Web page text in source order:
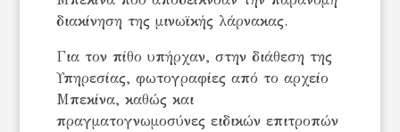
διακίνηση της μινωϊκής λάρνακας.
Για τον πίθο υπήρχαν, στην διάθεση της
Υπηρεσίας, φωτογραφίες από το αρχείο
Μπεκίνα, καθώς και
πραγματογνωμοσύνες ειδικών επιτροπών